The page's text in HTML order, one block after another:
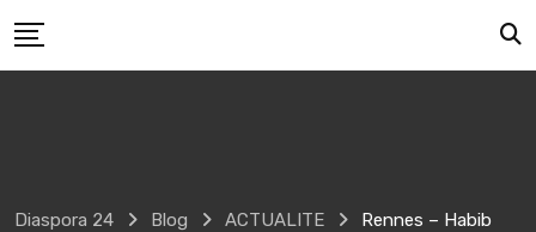
to
Diaspora 24 Blog ACTUALITE
Rennes – Habib